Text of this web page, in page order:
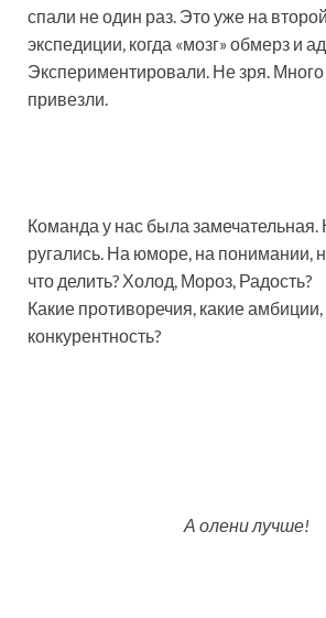
спали не один раз. Это уже на
экспедиции, когда «мозг» обмерз и
Экспериментировали. Не зря.
привезли.
Команда у нас была замечательная.
ругались. На юморе, на понимании,
что делить? Холод, Мороз, Радость?
Какие противоречия, какие амбиции,
конкурентность?
А олени лучше!